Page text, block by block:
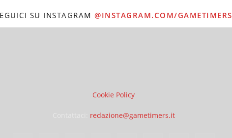
SU INSTAGRAM @INSTAGRAM.COM/GAMETIMERS
Cookie Policy
redazione@gametimers.it